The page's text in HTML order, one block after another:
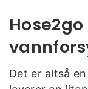
Det er altså